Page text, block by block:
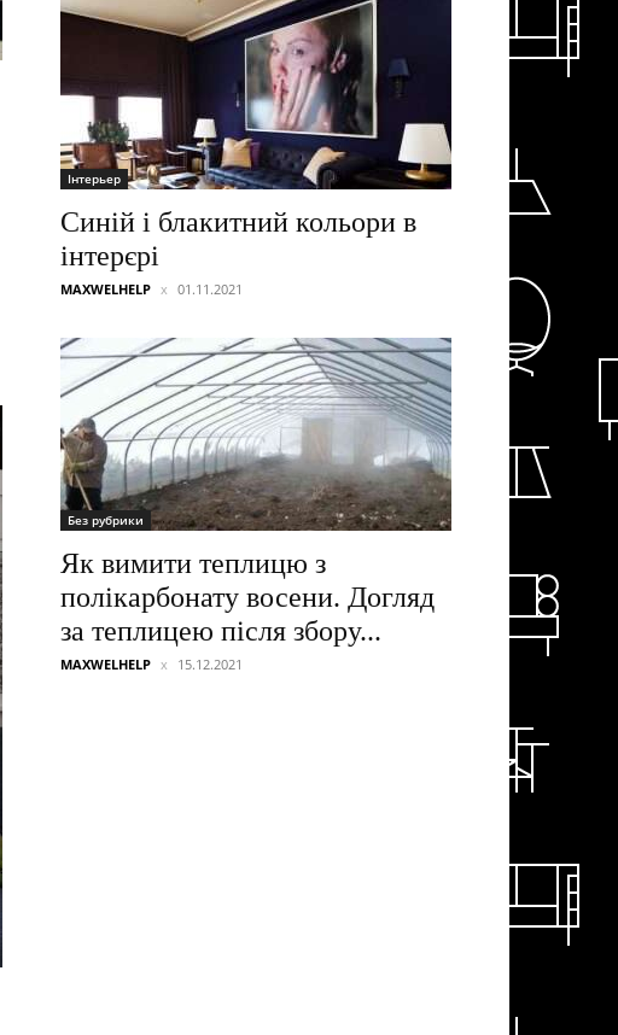
Інтерьер
Синій і блакитний кольори в
інтерєрі
MAXWELHELP 01.11.2021
Без рубрики
Як вимити теплицю з
полікарбонату восени. Догляд
за теплицею після збору...
MAXWELHELP 15.12.2021